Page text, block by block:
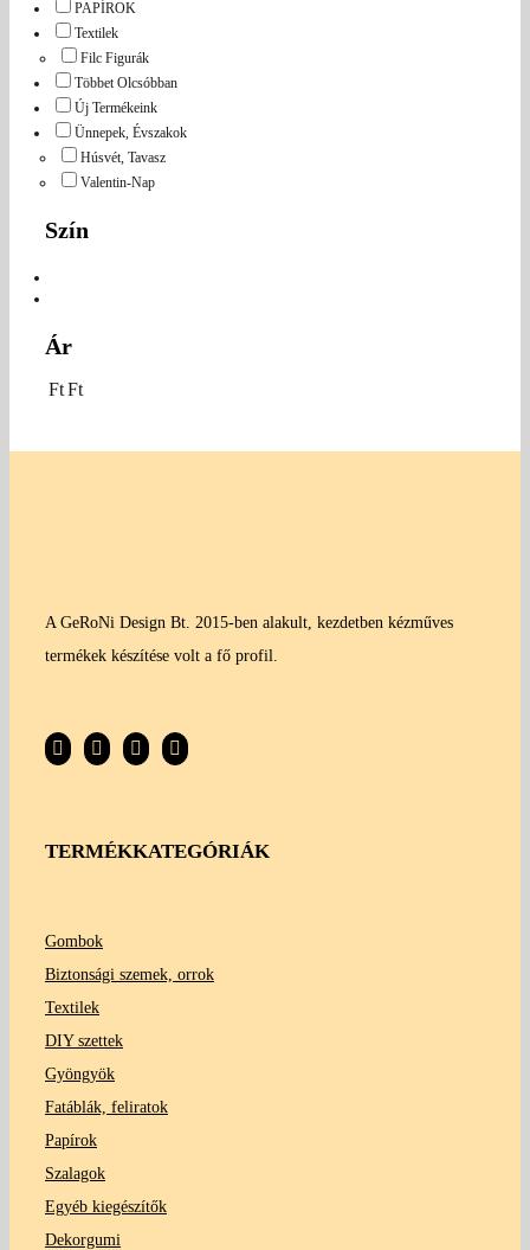
PAPÍROK
Textilek
Filc Figurák
Többet Olcsóbban
Új Termékeink
Ünnepek, Évszakok
Húsvét, Tavasz
Valentin-Nap
Szín
Ár
FtFt
A GeRoNi Design Bt. 2015-ben alakult, kezdetben kézműves
termékek készítése volt a fő profil.
TERMÉKKATEGÓRIÁK
Gombok
Biztonsági szemek, orrok
Textilek
DIY szettek
Gyöngyök
Fatáblák, feliratok
Papírok
Szalagok
Egyéb kiegészítők
Dekorgumi